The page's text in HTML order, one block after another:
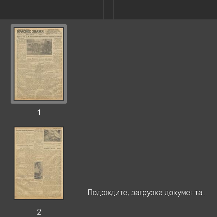
1
2
Подождите, загрузка документа...